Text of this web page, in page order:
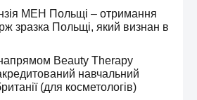
МЕН Польщі – отримання
зразка Польщі, який визнан в
Beauty Therapy
навчальний
(для косметологів)